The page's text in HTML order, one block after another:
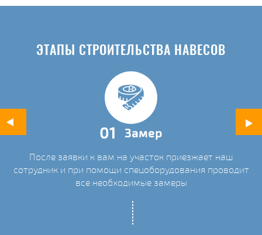
ЭТАПЫ СТРОИТЕЛЬСТВА НАВЕСОВ
01 Замер
После заявки к вам на участок приезжает наш
сотрудник и при помощи спецоборудования проводит
все необходимые замеры